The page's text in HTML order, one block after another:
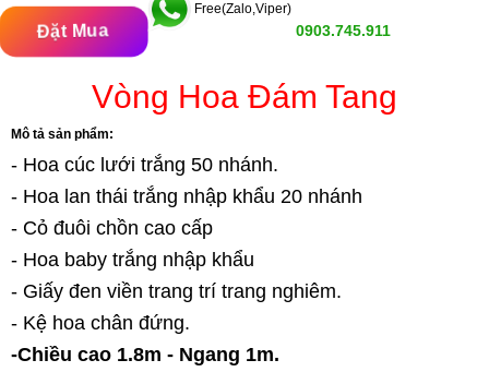
Đặt Mua
Free(Zalo,Viper)
0903.745.911
Vòng Hoa Đám Tang
Mô tả sản phẩm:
- Hoa cúc lưới trắng 50 nhánh.
- Hoa lan thái trắng nhập khẩu 20 nhánh
- Cỏ đuôi chồn cao cấp
- Hoa baby trắng nhập khẩu
- Giấy đen viền trang trí trang nghiêm.
- Kệ hoa chân đứng.
-Chiều cao 1.8m - Ngang 1m.